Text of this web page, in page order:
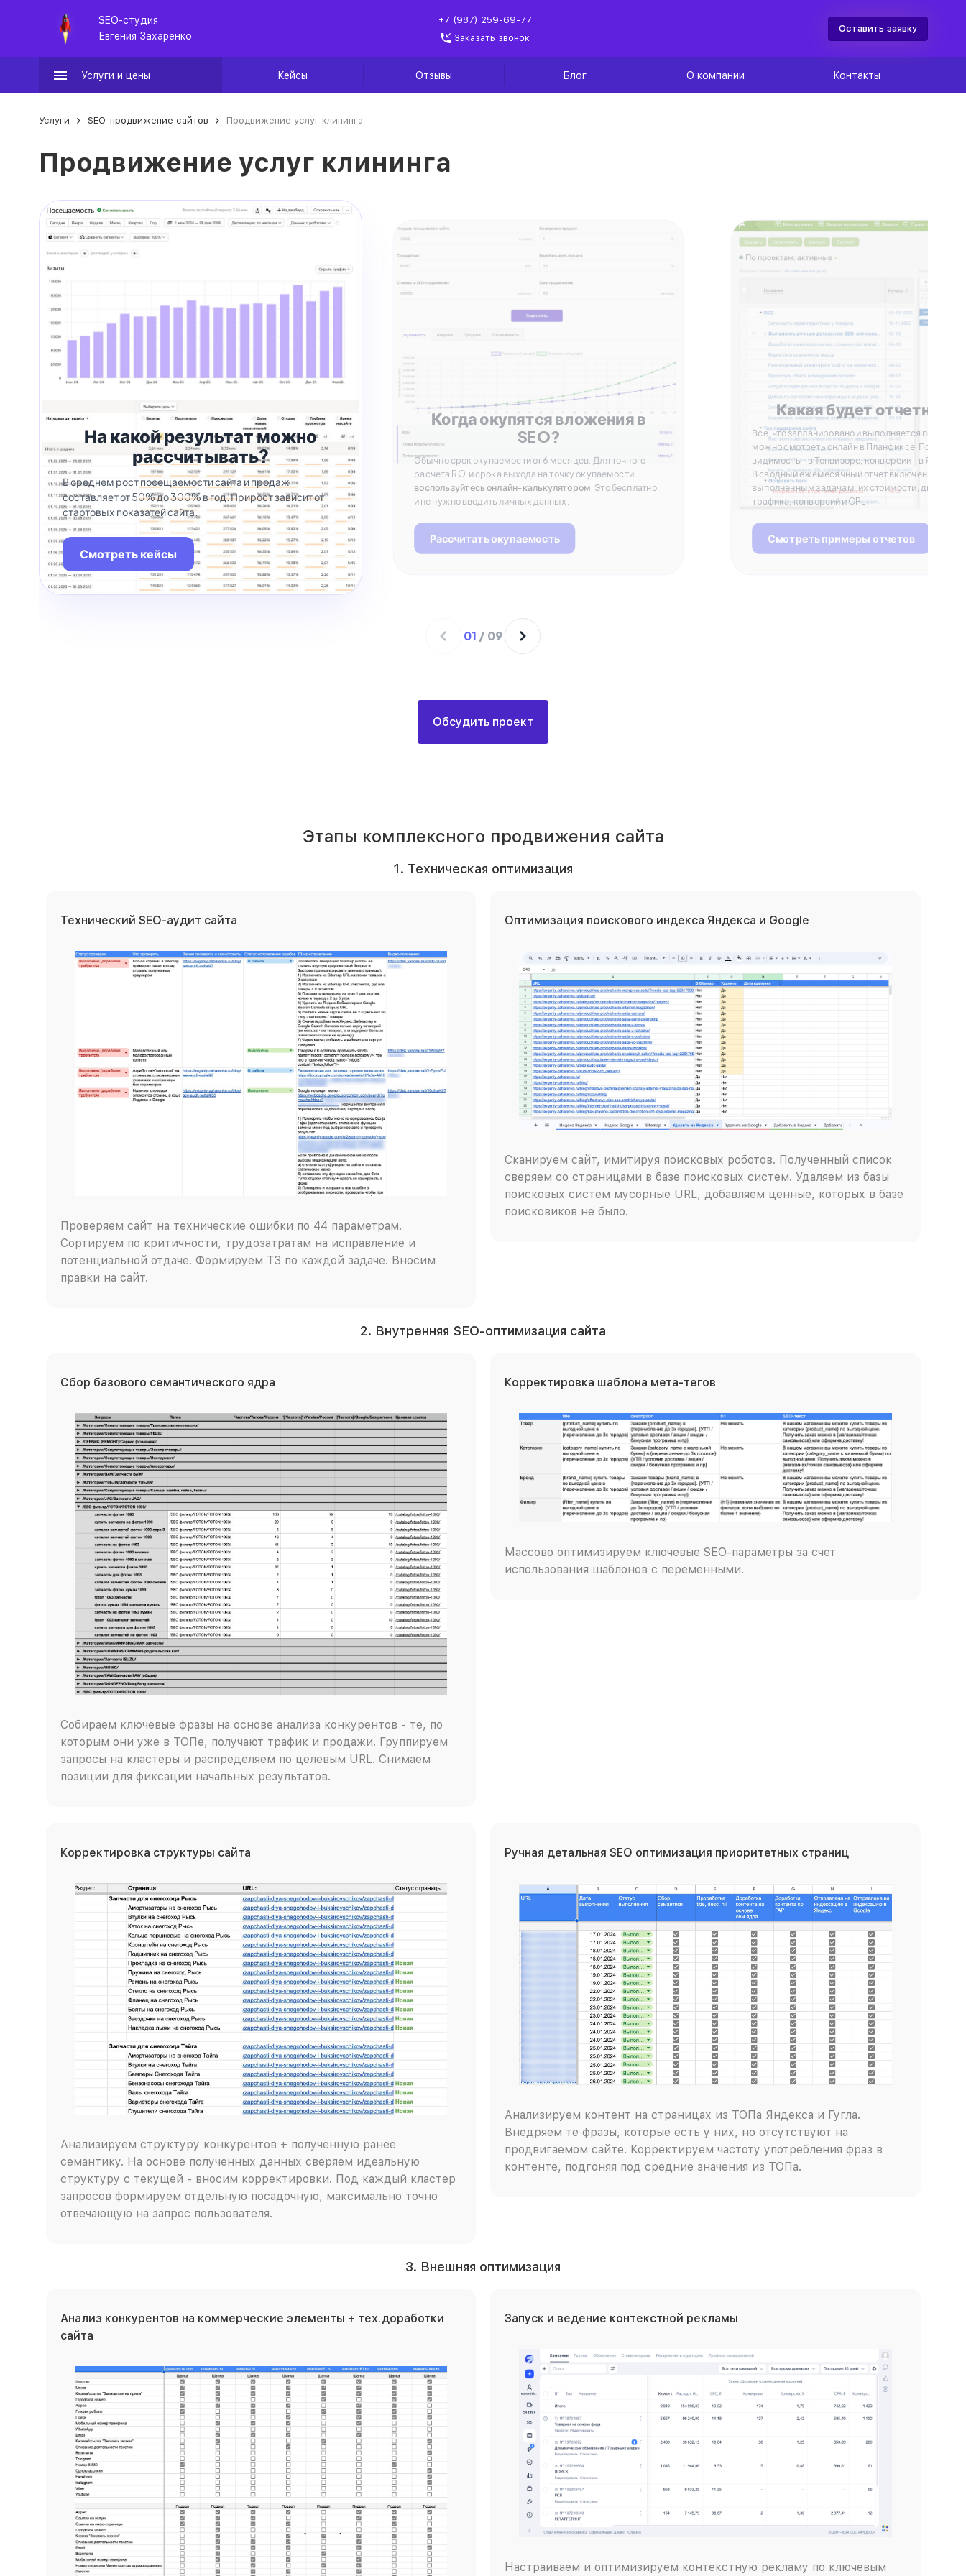
SEO-студия
Евгения Захаренко
+7 (987) 259-69-77
Заказать звонок
Оставить заявку
Услуги и цены Кейсы Отзывы Блог О компании Контакты
Услуги SEO-продвижение сайтов Продвижение услуг клининга
Продвижение услуг клининга
На какой результат можно
рассчитывать?
В среднем рост посещаемости сайта и продаж
составляет от 50% до 300% в год. Прирост зависит от
стартовых показатей сайта.
Смотреть кейсы
Когда окупятся вложения в
SEO?
Обычно срок окупаемости от 6 месяцев. Для точного
расчета ROI и срока выхода на точку окупаемости
воспользуйтесь онлайн-калькулятором . Это бесплатно
и не нужно вводить личных данных.
Рассчитать окупаемость
Какая будет
Все, что запланировано и выполняется по
можно смотреть онлайн в Планфиксе. Позиции и
видимость - в Топвизоре, конверсии - в Яндекс
В сводный ежемесячный отчет включены
выполненным задачам, их стоимости, динамике
трафика, конверсий и CPL
Смотреть примеры отчетов
01 / 09
Обсудить проект
Этапы комплексного продвижения сайта
1. Техническая оптимизация
Технический SEO-аудит сайта
Проверяем сайт на технические ошибки по 44 параметрам.
Сортируем по критичности, трудозатратам на исправление и
потенциальной отдаче. Формируем ТЗ по каждой задаче. Вносим
правки на сайт.
Оптимизация поискового индекса Яндекса и Google
Сканируем сайт, имитируя поисковых роботов. Полученный список
сверяем со страницами в базе поисковых систем. Удаляем из базы
поисковых систем мусорные URL, добавляем ценные, которых в базе
поисковиков не было.
2. Внутренняя SEO-оптимизация сайта
Сбор базового семантического ядра
Собираем ключевые фразы на основе анализа конкурентов - те, по
которым они уже в ТОПе, получают трафик и продажи. Группируем
запросы на кластеры и распределяем по целевым URL. Снимаем
позиции для фиксации начальных результатов.
Корректировка шаблона мета-тегов
Массово оптимизируем ключевые SEO-параметры за счет
использования шаблонов с переменными.
Корректировка структуры сайта
Анализируем структуру конкурентов + полученную ранее
семантику. На основе полученных данных сверяем идеальную
структуру с текущей - вносим корректировки. Под каждый кластер
запросов формируем отдельную посадочную, максимально точно
отвечающую на запрос пользователя.
Ручная детальная SEO оптимизация приоритетных страниц
Анализируем контент на страницах из ТОПа Яндекса и Гугла.
Внедряем те фразы, которые есть у них, но отсутствуют на
продвигаемом сайте. Корректируем частоту употребления фраз в
контенте, подгоняя под средние значения из ТОПа.
3. Внешняя оптимизация
Анализ конкурентов на коммерческие элементы + тех.доработки
сайта
Запуск и ведение контекстной рекламы
Настраиваем и оптимизируем контекстную рекламу по ключевым